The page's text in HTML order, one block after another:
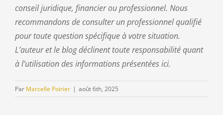
conseil juridique, financier ou professionnel. Nous
recommandons de consulter un professionnel qualifié
pour toute question spécifique à votre situation.
L’auteur et le blog déclinent toute responsabilité quant
à l’utilisation des informations présentées ici.
Par Marcelle Poirier | août 6th, 2025